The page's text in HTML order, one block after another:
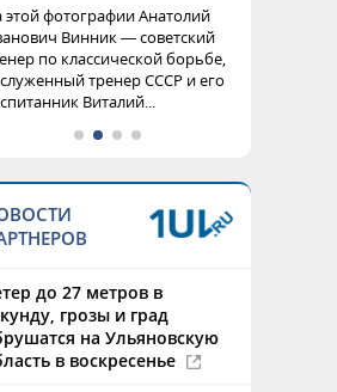
этой фотографии Анатолий
Винник — советский
по классической борьбе,
тренер СССР и его
Виталий...
до 27 метров в
грозы и град
на Ульяновскую
в воскресенье